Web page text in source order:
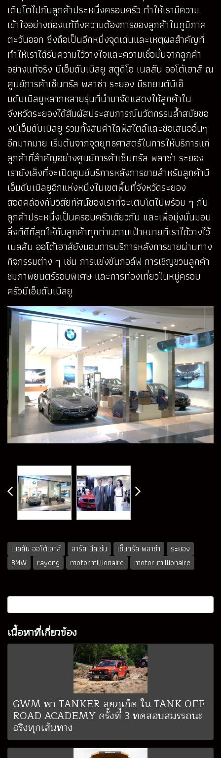
เติบโตไปกับลูกค้าประหนึ่งครอบครัว ทำให้เรามีความ
เข้าใจอย่างถ่องแท้ถึงความต้องการของลูกค้าในภูมิภาค
ตะวันออก ซึ่งถือเป็นอีกหนึ่งจุดเด่นและเหตุผลสำคัญที่
ทำให้เราได้รับความไว้วางใจและความเชื่อมั่นจากลูกค้า
อย่างแท้จริง บีเอ็มดับเบิลยู สตูดิโอ เนลสัน ออโต้เฮาส์ ณ
ศูนย์การค้าเซ็นทรัล พลาซ่า ระยอง มีรถยนต์บีเอ็
มดับเบิลยูหลากหลายรุ่นที่นำมาจัดแสดงให้ลูกค้าใน
จังหวัดระยองได้สัมผัสประสบการณ์นวัตกรรมล้ำสมัยขอ
งบีเอ็มดับเบิลยู รวมทั้งสินค้าไลฟ์สไตล์และข้อเสนออื่นๆ
อีกมากมาย เริ่มต้นจากจุดยุทธศาสตร์ในการให้บริการแก่
ลูกค้าที่สำคัญอย่างศูนย์การค้าเซ็นทรัล พลาซ่า ระยอง
เรายังเล็งที่จะเปิดศูนย์บริการหลังการขายสำหรับลูกค้าบี
เอ็มดับเบิลยูอีกแห่งหนึ่งในเขตพื้นที่จังหวัดระยอง
สอดคล้องกับวิสัยทัศน์ของเราที่จะเติบโตไปพร้อม ๆ กับ
ลูกค้าประหนึ่งเป็นครอบครัวเดียวกัน และเพื่อมุ่งมั่นมอบ
สิ่งที่ดีที่สุดให้กับลูกค้าทุกท่านตามเป้าหมายที่เราได้วางไว้
เนลสัน ออโต้เฮาส์ยังมอบการบริการหลังการขายผ่านทาง
กิจกรรมต่าง ๆ เช่น การแข่งขันกอล์ฟ การเชิญชวนลูกค้า
ชมภาพยนตร์รอบพิเศษ และการท่องเที่ยวในหมู่ครอบ
ครัวบีเอ็มดับเบิลยู
เนลสัน ออโต้เฮาส์ ลาร์ส นีลเซ่น เซ็นทรัล พลาซ่า
ระยอง
BMW
rayong motormillionaire motor millionaire
เนื้อหาที่เกี่ยวข้อง
GWM พา TANKER ลุยภูเก็ต ใน TANK OFF-
ROAD ACADEMY ครั้งที่ 3 ทดสอบสมรรถนะ
จริงทุกเส้นทาง